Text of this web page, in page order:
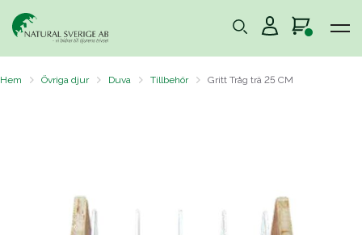
Hem Övriga djur Duva Tillbehör Gritt Tråg trä 25 CM